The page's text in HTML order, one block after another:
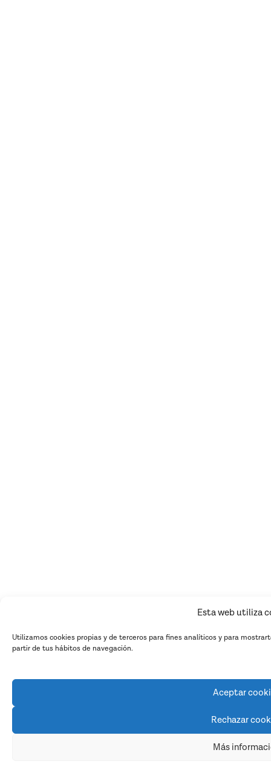
Esta web utiliza
Utilizamos cookies propias y de terceros para fines analíticos y para
partir de tus hábitos de navegación.
Aceptar
Rechazar
Más